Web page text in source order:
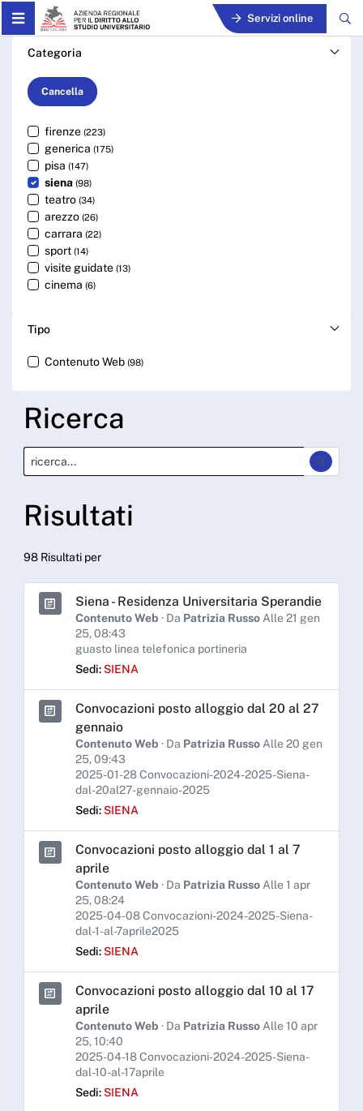
Skip to Main Content Servizi online
Cerca - ARDSU
Categoria
Cancella
firenze (223)
generica (175)
pisa (147)
siena (98)
teatro (34)
arezzo (26)
carrara (22)
sport (14)
visite guidate (13)
cinema (6)
Tipo
Contenuto Web (98)
Ricerca
Risultati
98 Risultati per
Siena - Residenza Universitaria Sperandie
Contenuto Web · Da Patrizia Russo Alle 21 gen
25, 08:43
guasto linea telefonica portineria
Sedi:SIENA
Convocazioni posto alloggio dal 20 al 27
gennaio
Contenuto Web · Da Patrizia Russo Alle 20 gen
25, 09:43
2025-01-28 Convocazioni-2024-2025-Siena-
dal-20al27-gennaio-2025
Sedi:SIENA
Convocazioni posto alloggio dal 1 al 7
aprile
Contenuto Web · Da Patrizia Russo Alle 1 apr
25, 08:24
2025-04-08 Convocazioni-2024-2025-Siena-
dal-1-al-7aprile2025
Sedi:SIENA
Convocazioni posto alloggio dal 10 al 17
aprile
Contenuto Web · Da Patrizia Russo Alle 10 apr
25, 10:40
2025-04-18 Convocazioni-2024-2025-Siena-
dal-10-al-17aprile
Sedi:SIENA